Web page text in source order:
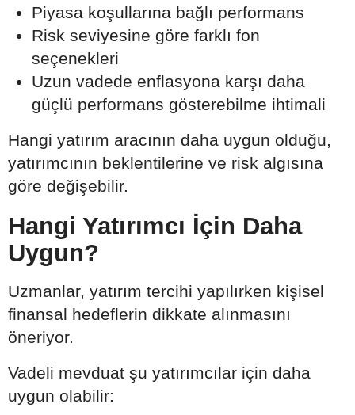
Piyasa koşullarına bağlı performans
Risk seviyesine göre farklı fon
seçenekleri
Uzun vadede enflasyona karşı daha
güçlü performans gösterebilme ihtimali
Hangi yatırım aracının daha uygun olduğu,
yatırımcının beklentilerine ve risk algısına
göre değişebilir.
Hangi Yatırımcı İçin Daha
Uygun?
Uzmanlar, yatırım tercihi yapılırken kişisel
finansal hedeflerin dikkate alınmasını
öneriyor.
Vadeli mevduat şu yatırımcılar için daha
uygun olabilir: